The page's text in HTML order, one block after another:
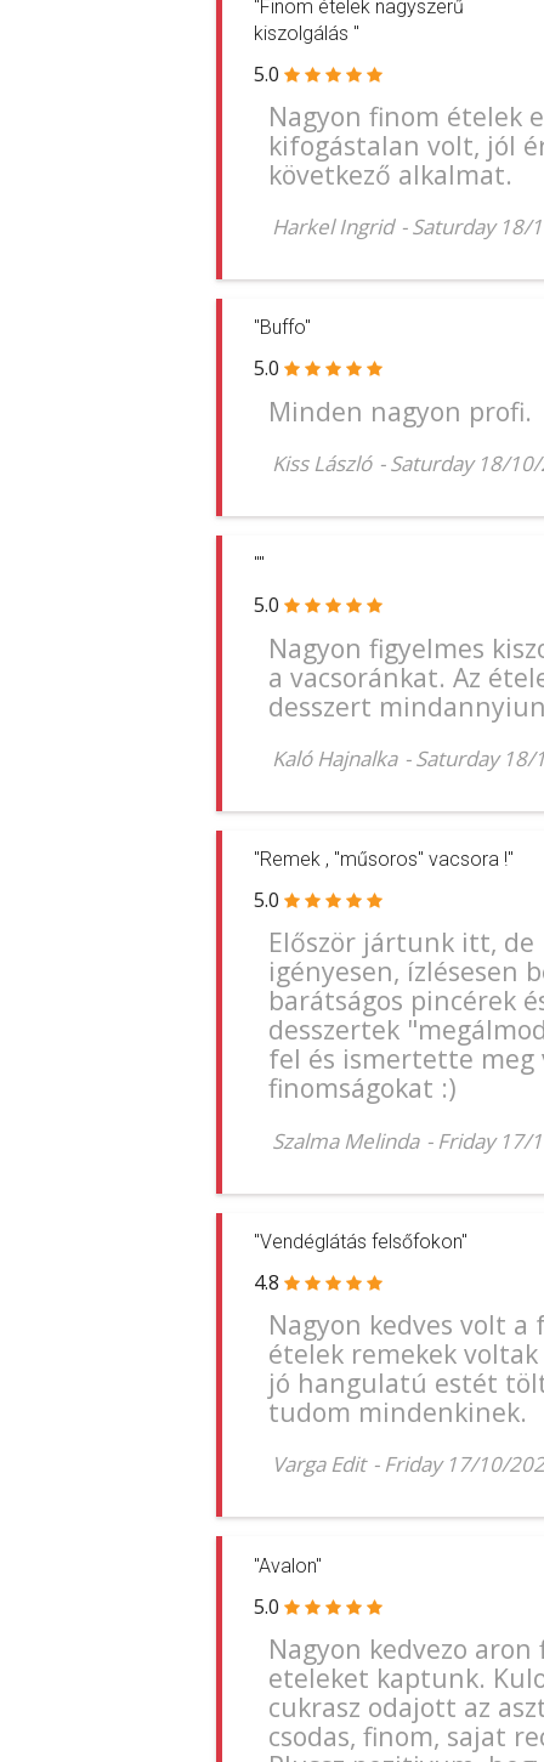
"Finom ételek nagyszerű
kiszolgálás "
5.0
Nagyon finom ételek
kifogástalan volt, jól
következő alkalmat.
Harkel Ingrid -Saturday 18/
"Buffo"
5.0
Minden nagyon profi.
Kiss László -Saturday 18/
""
5.0
Nagyon figyelmes
a vacsoránkat. Az
desszert
Kaló Hajnalka -Saturday 18/
"Remek , "műsoros" vacsora !"
5.0
Először jártunk itt,
igényesen, ízlésesen
barátságos pincérek
desszertek
fel és ismertette
finomságokat :)
Szalma Melinda - Friday 17/
"Vendéglátás felsőfokon"
4.8
Nagyon kedves volt a
ételek remekek
jó hangulatú estét
tudom mindenkinek.
Varga Edit - Friday 17/10/
"Avalon"
5.0
Nagyon kedvezo
eteleket kaptunk.
cukrasz odajott az
csodas, finom, sajat